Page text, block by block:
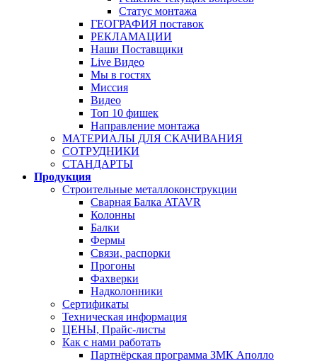
Статус монтажа
ГЕОГРАФИЯ поставок
РЕКЛАМАЦИИ
Наши Поставщики
Live Видео
Мы в гостях
Миссия
Видео
Топ 10 фишек
Направление монтажа
МАТЕРИАЛЫ ДЛЯ СКАЧИВАНИЯ
СОТРУДНИКИ
СТАНДАРТЫ
Продукция
Строительные металлоконструкции
Сварная Балка ATAVR
Колонны
Балки
Фермы
Связи, распорки
Прогоны
Фахверки
Надколонники
Сертификаты
Техническая информация
ЦЕНЫ, Прайс-листы
Как с нами работать
Партнёрская программа ЗМК Аполло